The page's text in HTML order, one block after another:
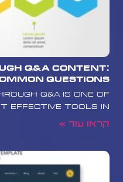
Q&A Content:
Questions
Q&A is one of
effective tools in
קראו עוד »